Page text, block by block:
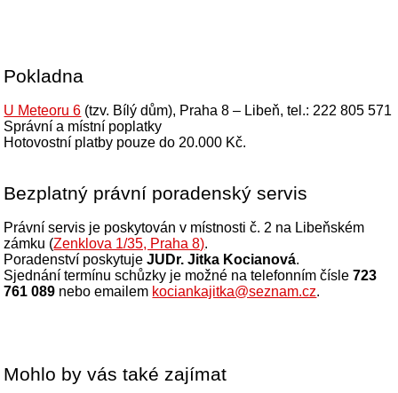
Pokladna
U Meteoru 6 (tzv. Bílý dům), Praha 8 – Libeň, tel.: 222 805 571
Správní a místní poplatky
Hotovostní platby pouze do 20.000 Kč.
Bezplatný právní poradenský servis
Právní servis je poskytován v místnosti č. 2 na Libeňském
zámku (Zenklova 1/35, Praha 8).
Poradenství poskytujeJUDr. Jitka Kocianová.
Sjednání termínu schůzky je možné na telefonním čísle723
761 089 nebo emailem kociankajitka@seznam.cz.
Mohlo by vás také zajímat